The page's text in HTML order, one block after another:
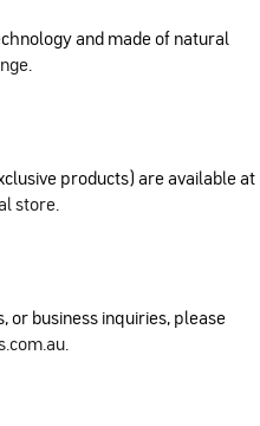
and made of natural
.
products) are available at
store.
or business inquiries, please
.